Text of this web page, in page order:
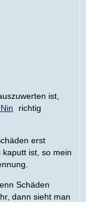
ist,
Nin
richtig
erst
ist, so mein
Schäden
dann sieht man